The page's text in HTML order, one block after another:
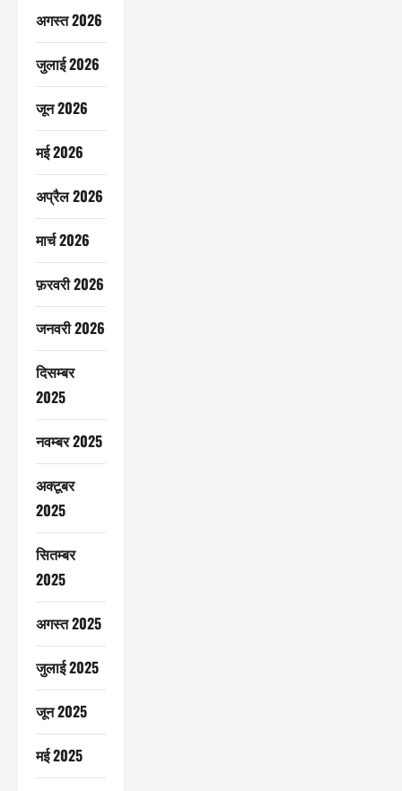
अगस्त 2026
जुलाई 2026
जून 2026
मई 2026
अप्रैल 2026
मार्च 2026
फ़रवरी 2026
जनवरी 2026
दिसम्बर
2025
नवम्बर 2025
अक्टूबर
2025
सितम्बर
2025
अगस्त 2025
जुलाई 2025
जून 2025
मई 2025